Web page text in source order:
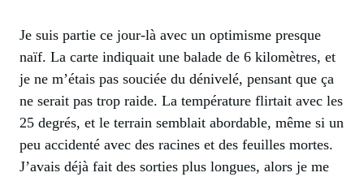
Je suis partie ce jour-là avec un optimisme presque
naïf. La carte indiquait une balade de 6 kilomètres, et
je ne m’étais pas souciée du dénivelé, pensant que ça
ne serait pas trop raide. La température flirtait avec les
25 degrés, et le terrain semblait abordable, même si un
peu accidenté avec des racines et des feuilles mortes.
J’avais déjà fait des sorties plus longues, alors je me